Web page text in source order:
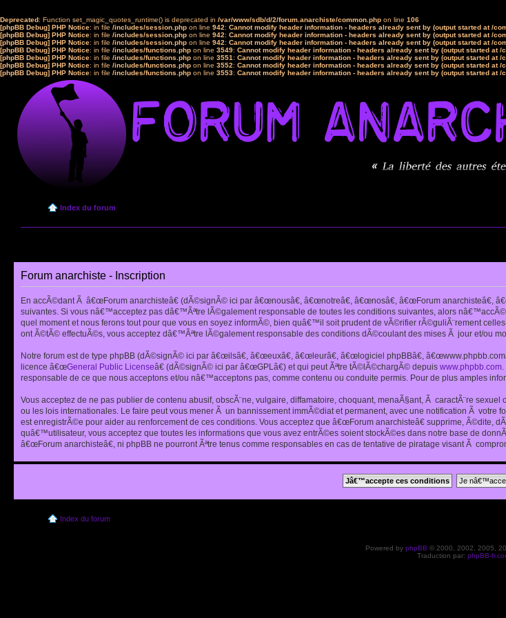
Deprecated: Function set_magic_quotes_runtime() is deprecated in /var/www/sdb/d/2/forum.anarchiste/common.php on line 106
[phpBB Debug] PHP Notice: in file /includes/session.php on line 942: Cannot modify header information - headers already sent by (output started at /
[phpBB Debug] PHP Notice: in file /includes/session.php on line 942: Cannot modify header information - headers already sent by (output started at /
[phpBB Debug] PHP Notice: in file /includes/session.php on line 942: Cannot modify header information - headers already sent by (output started at /
[phpBB Debug] PHP Notice: in file /includes/functions.php on line 3549: Cannot modify header information - headers already sent by (output started at /
[phpBB Debug] PHP Notice: in file /includes/functions.php on line 3551: Cannot modify header information - headers already sent by (output started at /
[phpBB Debug] PHP Notice: in file /includes/functions.php on line 3552: Cannot modify header information - headers already sent by (output started at /
[phpBB Debug] PHP Notice: in file /includes/functions.php on line 3553: Cannot modify header information - headers already sent by (output started at /
Index du forum
Forum anarchiste - Inscription
En accÃ©dant Ã â€œForum anarchisteâ€ (dÃ©signÃ© ici par â€œnousâ€, â€œnotreâ€, â€œnosâ€, â€œForum
suivantes. Si vous nâ€™acceptez pas dâ€™Ãªtre lÃ©galement responsable de toutes les conditions suivantes, alors
quel moment et nous ferons tout pour que vous en soyez informÃ©, bien quâ€™il soit prudent de vÃ©rifier rÃ©guliÃ¨rement
ont Ã©tÃ© effectuÃ©s, vous acceptez dâ€™Ãªtre lÃ©galement responsable des conditions dÃ©coulant des mises Ã jour et/ou
Notre forum est de type phpBB (dÃ©signÃ© ici par â€œilsâ€, â€œeuxâ€, â€œleurâ€, â€œlogiciel phpBBâ€,
licence â€œGeneral Public Licenseâ€ (dÃ©signÃ© ici par â€œGPLâ€) et qui peut Ãªtre tÃ©lÃ©chargÃ© depuis www.phpbb.com
responsable de ce que nous acceptons et/ou nâ€™acceptons pas, comme contenu ou conduite permis. Pour de plus amples
Vous acceptez de ne pas publier de contenu abusif, obscÃ¨ne, vulgaire, diffamatoire, choquant, menaÃ§ant, Ã caractÃ¨re
ou les lois internationales. Le faire peut vous mener Ã un bannissement immÃ©diat et permanent, avec une notification Ã
est enregistrÃ©e pour aider au renforcement de ces conditions. Vous acceptez que â€œForum anarchisteâ€ supprime,
quâ€™utilisateur, vous acceptez que toutes les informations que vous avez entrÃ©es soient stockÃ©es dans notre base de
â€œForum anarchisteâ€, ni phpBB ne pourront Ãªtre tenus comme responsables en cas de tentative de piratage visant Ã
Index du forum
Powered by phpBB © 2000, 2002, 2005,
Traduction par: phpBB-